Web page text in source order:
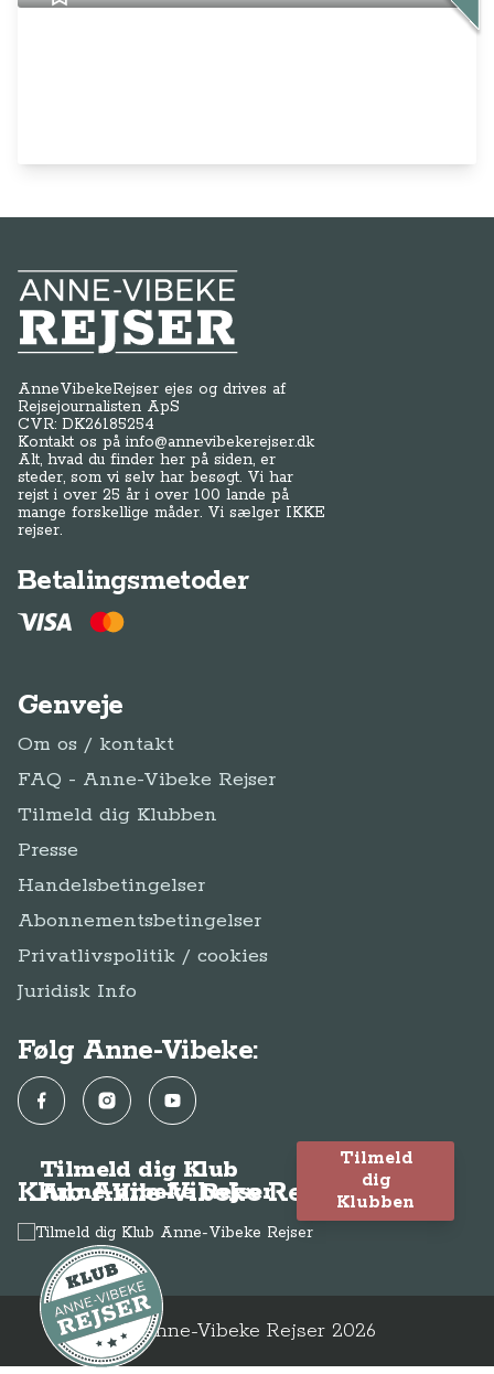
Anne-Vibeke Rejser
AnneVibekeRejser ejes og drives af
Rejsejournalisten ApS
CVR: DK26185254
Kontakt os påinfo@annevibekerejser.dk
Alt, hvad du finder her på siden, er
steder, som vi selv har besøgt. Vi har
rejst i over 25 år i over 100 lande på
mange forskellige måder. Vi sælger IKKE
rejser.
Betalingsmetoder
Genveje
Om os / kontakt
FAQ - Anne-Vibeke Rejser
Tilmeld dig Klubben
Presse
Handelsbetingelser
Abonnementsbetingelser
Privatlivspolitik / cookies
Juridisk Info
Følg Anne-Vibeke:
FacebookInstagramYouTube
Klub Anne-Vibeke Rejser
Tilmeld dig Klub
Anne-Vibeke Rejser
Tilmeld
dig
Klubben
© Anne-Vibeke Rejser 2026